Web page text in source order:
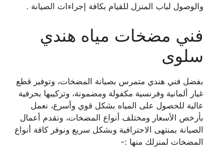
والوصول لباب المنزل للقيام بكافة إجراءات الصيانة .
فني مضخات مياه هندي
سلوى
بفضل فني هندي متمرس بصيانة المضخات، وتوفير قطع
غيار ألمانية وفرنسية مكفولة ومضمونة، وتركيبها بحرفية
عالية للحصول على المياه بشكل قوي وأسرع، نعمل
بأرخص الأسعار ومختلف أنواع المضخات، ونقدم أعمال
الصيانة بمنتهى الاحترافية وبشكل سريع ونوفر كافة أنواع
المضخات لمنزلك منها :-